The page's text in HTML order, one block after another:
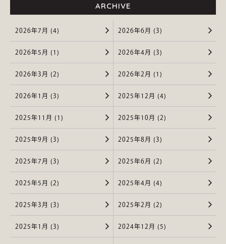
ARCHIVE
2026年7月 (4) 2026年6月 (3)
2026年5月 (1) 2026年4月 (3)
2026年3月 (2) 2026年2月 (1)
2026年1月 (3) 2025年12月 (4)
2025年11月 (1) 2025年10月 (2)
2025年9月 (3) 2025年8月 (3)
2025年7月 (3) 2025年6月 (2)
2025年5月 (2) 2025年4月 (4)
2025年3月 (3) 2025年2月 (2)
2025年1月 (3) 2024年12月 (5)